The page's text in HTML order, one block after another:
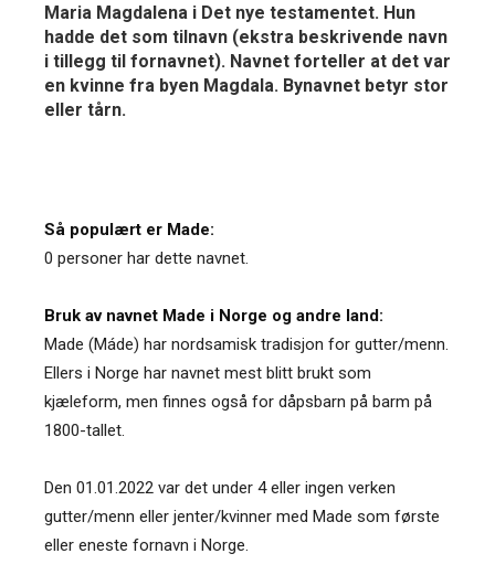
Maria Magdalena i Det nye testamentet. Hun
hadde det som tilnavn (ekstra beskrivende navn
i tillegg til fornavnet). Navnet forteller at det var
en kvinne fra byen Magdala. Bynavnet betyr stor
eller tårn.
Så populært er Made:
0 personer har dette navnet.
Bruk av navnet Made i Norge og andre land:
Made (Máde) har nordsamisk tradisjon for gutter/menn.
Ellers i Norge har navnet mest blitt brukt som
kjæleform, men finnes også for dåpsbarn på barm på
1800-tallet.
Den 01.01.2022 var det under 4 eller ingen verken
gutter/menn eller jenter/kvinner med Made som første
eller eneste fornavn i Norge.